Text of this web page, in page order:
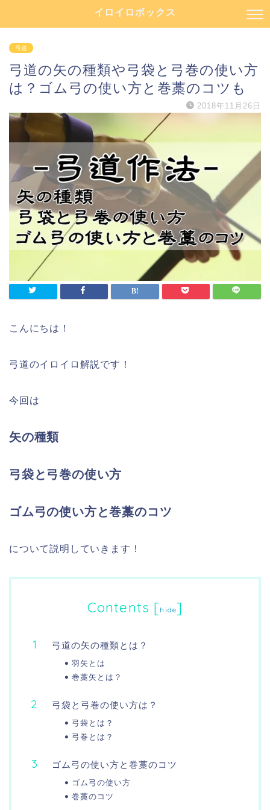
イロイロボックス
弓道
弓道の矢の種類や弓袋と弓巻の使い方
は？ゴム弓の使い方と巻藁のコツも
2018年11月26日
こんにちは！
弓道のイロイロ解説です！
今回は
矢の種類
弓袋と弓巻の使い方
ゴム弓の使い方と巻藁のコツ
について説明していきます！
Contents [hide]
弓道の矢の種類とは？
羽矢とは
巻藁矢とは？
弓袋と弓巻の使い方は？
弓袋とは？
弓巻とは？
ゴム弓の使い方と巻藁のコツ
ゴム弓の使い方
巻藁のコツ